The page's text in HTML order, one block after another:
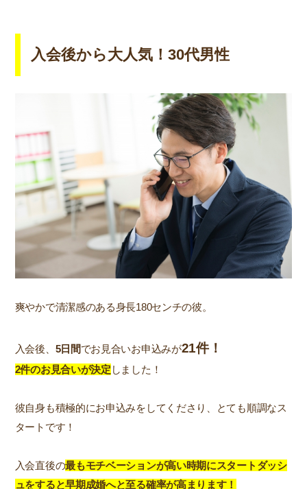
入会後から大人気！30代男性
爽やかで清潔感のある身長180センチの彼。
入会後、 5日間でお見合いお申込みが21件！
2件のお見合いが決定 しました！
彼自身も積極的にお申込みをしてくださり、とても順調なス
タートです！
入会直後の最もモチベーションが高い時期にスタートダッシ
ュをすると早期成婚へと至る確率が高まります！